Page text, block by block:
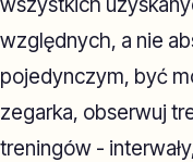
względnych, a nie
pojedynczym, być
zegarka, obserwuj
treningów -